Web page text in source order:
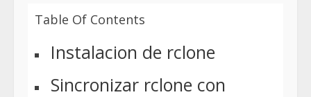
Table Of Contents
Instalacion de rclone
Sincronizar rclone con